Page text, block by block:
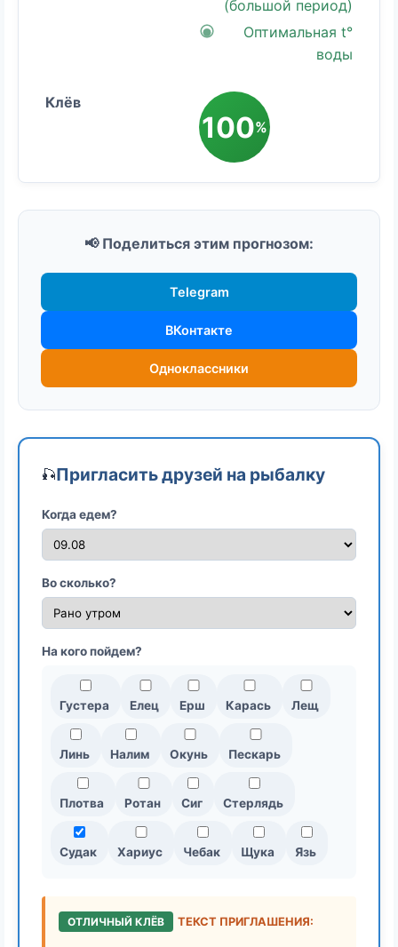
(большой период)
Оптимальная t°
воды
100%
📢 Поделиться этим прогнозом:
Telegram
ВКонтакте
Одноклассники
🎣Пригласить друзей на рыбалку
Когда едем?
Во сколько?
На кого пойдем?
Густера Елец Ерш Карась Лещ
Линь Налим Окунь Пескарь
Плотва Ротан Сиг Стерлядь
Судак Хариус Чебак Щука Язь
ОТЛИЧНЫЙ КЛЁВ ТЕКСТ ПРИГЛАШЕНИЯ: